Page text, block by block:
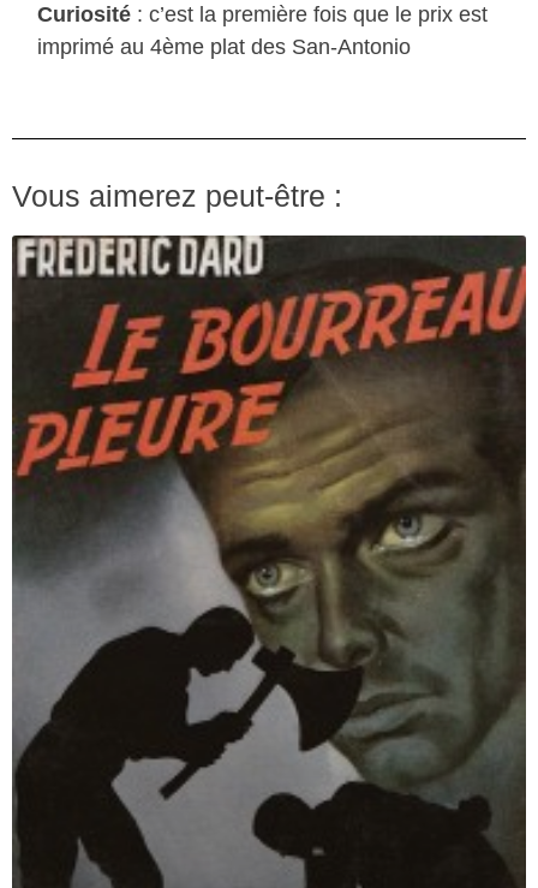
Curiosité : c’est la première fois que le prix est
imprimé au 4ème plat des San-Antonio
Vous aimerez peut-être :